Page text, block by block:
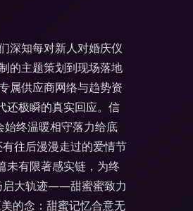
深知每对新人对婚庆仪
的主题策划到现场落地
属供应商网络与趋势资
还极瞬的真实回应。信
终温暖相守落力给底
往后漫漫走过的爱情节
未有限著感实链，为终
启大轨迹——甜蜜蜜致力
的念：甜蜜记忆合意无